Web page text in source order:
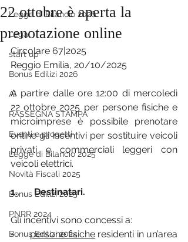
Legge di Bilancio 2026
Legal
start up
Bonus Edilizi 2026
AI
RASSEGNA STAMPA
Eventi e progetti
Legge di Bilancio 2025
Novità Fiscali 2025
Bonus Edilizi 2025
PNRR 2024
Bonus Edilizi 2024
22 ottobre è aperta la
prenotazione online
Circolare 67|2025
Reggio Emilia, 20/10/2025
A partire dalle ore 12:00 di mercoledì
22 ottobre 2025 per persone fisiche e
microimprese è possibile prenotare
online gli incentivi per sostituire veicoli
privati e commerciali leggeri con
veicoli elettrici.
1.       Destinatari.
Gli incentivi sono concessi a:
- persone fisiche residenti in un’area